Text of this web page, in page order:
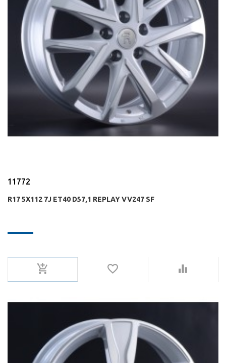
11772
R17 5X112 7J ET40 D57,1 REPLAY VV247 SF